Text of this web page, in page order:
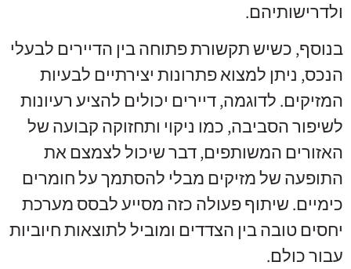
ולדרישותיהם.
בנוסף, כשיש תקשורת פתוחה בין הדיירים לבעלי
הנכס, ניתן למצוא פתרונות יצירתיים לבעיות
המזיקים. לדוגמה, דיירים יכולים להציע רעיונות
לשיפור הסביבה, כמו ניקוי ותחזוקה קבועה של
האזורים המשותפים, דבר שיכול לצמצם את
התופעה של מזיקים מבלי להסתמך על חומרים
כימיים. שיתוף פעולה כזה מסייע לבסס מערכת
יחסים טובה בין הצדדים ומוביל לתוצאות חיוביות
עבור כולם.